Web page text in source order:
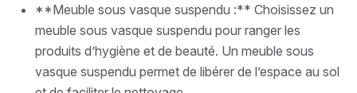
**Meuble sous vasque suspendu :** Choisissez un
meuble sous vasque suspendu pour ranger les
produits d’hygiène et de beauté. Un meuble sous
vasque suspendu permet de libérer de l’espace au sol